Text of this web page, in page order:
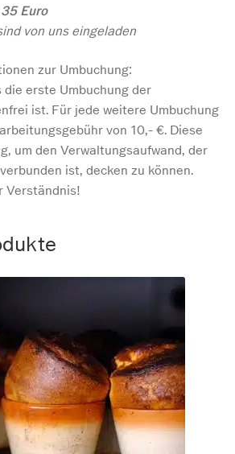
35 Euro
von uns eingeladen
zur Umbuchung:
erste Umbuchung der
ist. Für jede weitere Umbuchung
von 10,- €. Diese
um den Verwaltungsaufwand, der
ist, decken zu können.
Verständnis!
Sunday – Das Sonntagsessen
–
55
– 100% biologisch; inkl. Wasser und 2
Getränkekarte von 11:30 - ca. 15:00
Uhr ...
inkl. MwSt.
Dieses